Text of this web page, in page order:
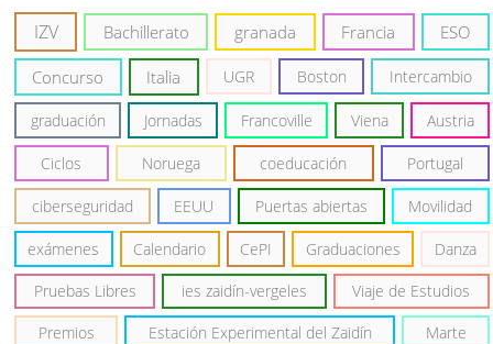
IZV Bachillerato granada Francia ESO
Concurso Italia UGR Boston Intercambio
graduación Jornadas Francoville Viena Austria
Ciclos Noruega coeducación Portugal
ciberseguridad EEUU Puertas abiertas Movilidad
exámenes Calendario CePI Graduaciones Danza
Pruebas Libres ies zaidín-vergeles Viaje de Estudios
Premios Estación Experimental del Zaidín Marte